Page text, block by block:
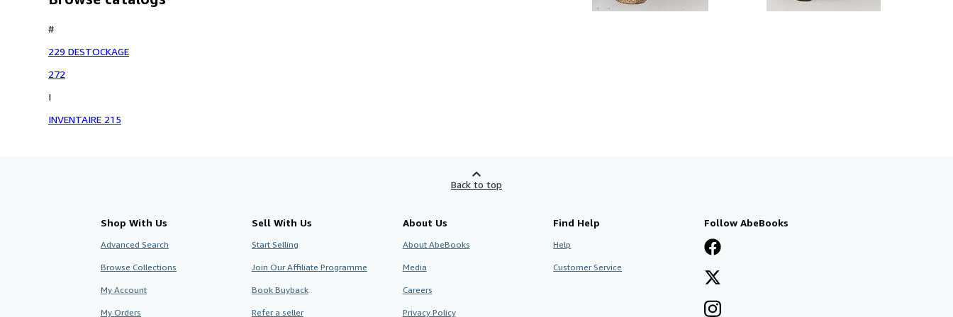
Salins. Leur action thérapeutique
#
229 DESTOCKAGE
272
I
INVENTAIRE 215
Back to top
Shop With Us
Advanced Search
Browse Collections
My Account
My Orders
Sell With Us
Start Selling
Join Our Affiliate Programme
Book Buyback
Refer a seller
About Us
About AbeBooks
Media
Careers
Privacy Policy
Find Help
Help
Customer Service
Follow AbeBooks